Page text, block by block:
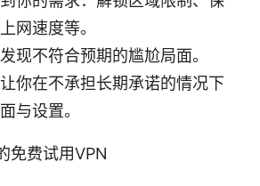
网速度等。
现不符合预期的尴尬局面。
你在不承担长期承诺的情况下
与设置。
免费试用VPN